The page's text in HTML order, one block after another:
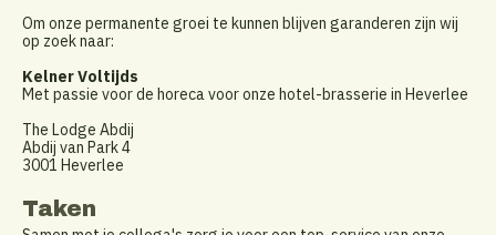
Om onze permanente groei te kunnen blijven garanderen zijn wij
op zoek naar:
Kelner Voltijds
Met passie voor de horeca voor onze hotel-brasserie in Heverlee
The Lodge Abdij
Abdij van Park 4
3001 Heverlee
Taken